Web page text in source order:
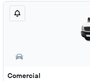
Comercial